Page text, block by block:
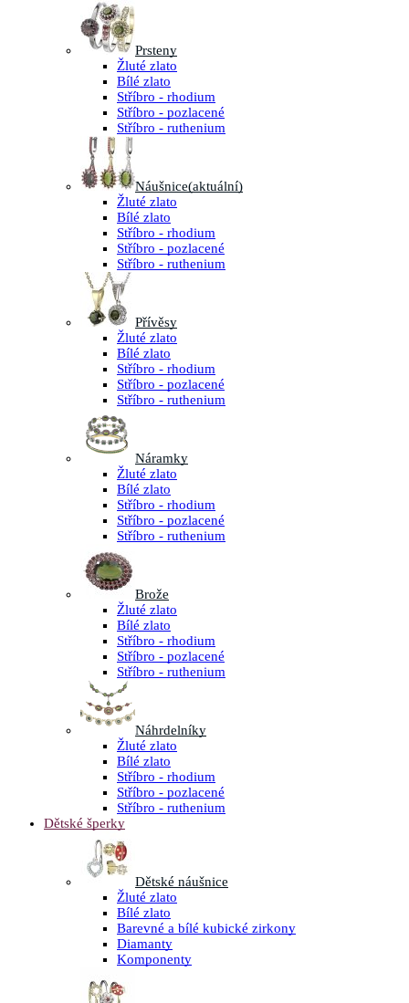
Prsteny
Žluté zlato
Bílé zlato
Stříbro - rhodium
Stříbro - pozlacené
Stříbro - ruthenium
Náušnice(aktuální)
Žluté zlato
Bílé zlato
Stříbro - rhodium
Stříbro - pozlacené
Stříbro - ruthenium
Přívěsy
Žluté zlato
Bílé zlato
Stříbro - rhodium
Stříbro - pozlacené
Stříbro - ruthenium
Náramky
Žluté zlato
Bílé zlato
Stříbro - rhodium
Stříbro - pozlacené
Stříbro - ruthenium
Brože
Žluté zlato
Bílé zlato
Stříbro - rhodium
Stříbro - pozlacené
Stříbro - ruthenium
Náhrdelníky
Žluté zlato
Bílé zlato
Stříbro - rhodium
Stříbro - pozlacené
Stříbro - ruthenium
Dětské šperky
Dětské náušnice
Žluté zlato
Bílé zlato
Barevné a bílé kubické zirkony
Diamanty
Komponenty